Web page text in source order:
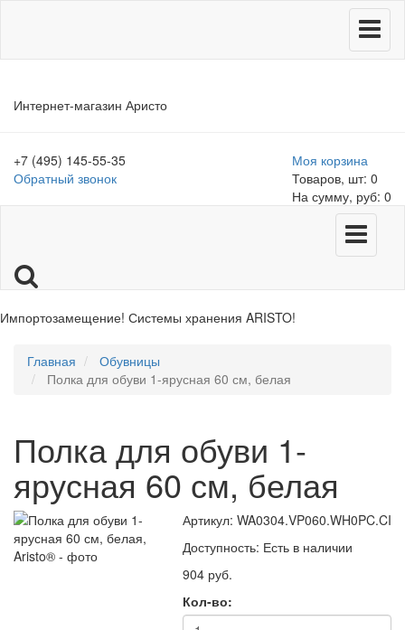
Меню
Интернет-магазин Аристо
+7 (495) 145-55-35
Обратный звонок
Моя корзина
Товаров, шт: 0
На сумму, руб: 0
Меню
Импортозамещение! Системы хранения ARISTO!
Главная
Обувницы
Полка для обуви 1-ярусная 60 см, белая
Полка для обуви 1-
ярусная 60 см, белая
Артикул: WA0304.VP060.WH0PC.CI
Доступность: Есть в наличии
904 руб.
Кол-во: